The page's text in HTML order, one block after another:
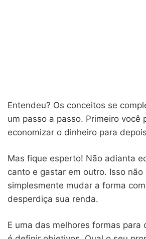
Entendeu? Os conceitos se
um passo a passo. Primeiro você
economizar o dinheiro para
Mas fique esperto! Não adianta
canto e gastar em outro. Isso não
simplesmente mudar a forma
desperdiça sua renda.
E uma das melhores formas para